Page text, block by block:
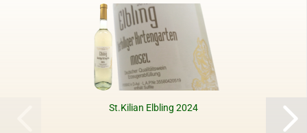
St.Kilian Elbling 2024